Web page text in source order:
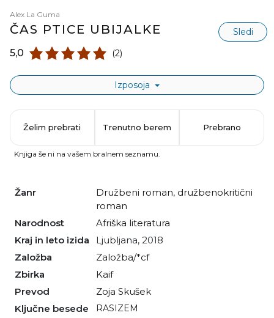
Alex La Guma
ČAS PTICE UBIJALKE Sledi
5,0 (2)
Izposoja
Žanr družbeni roman, družbenokritični
roman
Narodnost
afriška literatura
Kraj in leto izida
Ljubljana, 2018
Založba
Založba/*cf
Zbirka
Kaif
Prevod
Zoja Skušek
Ključne besede
RASIZEM
Želim prebrati Trenutno berem Prebrano
Knjiga še ni na vašem bralnem seznamu.